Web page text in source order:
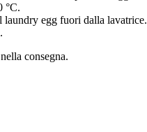
°C.
egg fuori dalla lavatrice.
consegna.